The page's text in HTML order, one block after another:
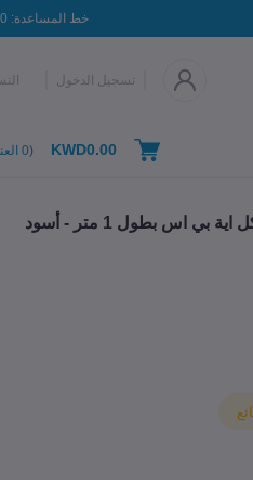
خط المساعدة:
تسجيل الدخول
KWD0.00
(
0
اس بطول 1 متر - أسود